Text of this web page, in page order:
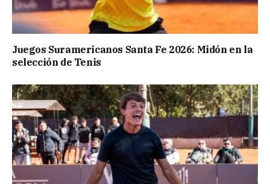
Juegos Suramericanos Santa Fe 2026: Midón en la
selección de Tenis